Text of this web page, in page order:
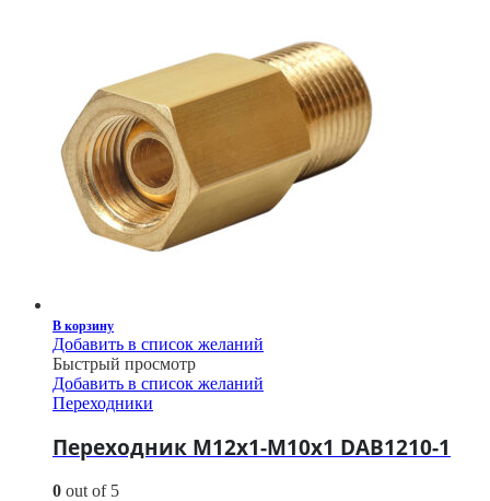
В корзину
Добавить в список желаний
Быстрый просмотр
Добавить в список желаний
Переходники
Переходник M12х1-M10х1 DAB1210-1
0 out of 5